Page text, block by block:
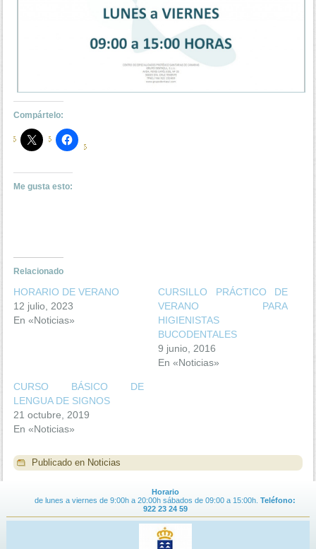
Compártelo:
Me gusta esto:
Relacionado
HORARIO DE VERANO
12 julio, 2023
En «Noticias»
CURSILLO PRÁCTICO DE
VERANO PARA
HIGIENISTAS
BUCODENTALES
9 junio, 2016
En «Noticias»
CURSO BÁSICO DE
LENGUA DE SIGNOS
21 octubre, 2019
En «Noticias»
Publicado en Noticias
Horario
de lunes a viernes de 9:00h a 20:00h sábados de 09:00 a 15:00h. Teléfono:
922 23 24 59